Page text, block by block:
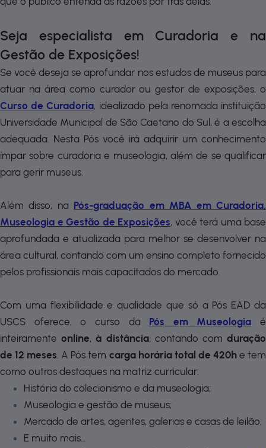
Seja especialista em Curadoria e na
Gestão de Exposições!
Se você deseja se aprofundar nos estudos de museus para
atuar na área como curador ou gestor de exposições, o
Curso de Curadoria, idealizado pela renomada instituição
Universidade Municipal de São Caetano do Sul, é a escolha
adequada. Nesta Pós você irá adquirir um conhecimento
ímpar sobre curadoria e museologia, além de se qualificar
para gerir museus.
Além disso, na Pós-graduação em MBA em Curadoria,
Museologia e Gestão de Exposições, você terá uma base
aprofundada e atualizada para melhor se desenvolver na
área cultural, contando com um ensino completo fornecido
pelos profissionais mais capacitados do mercado.
Com uma flexibilidade e qualidade que só a Pós EAD da
USCS oferece, o curso da Pós em Museologia
é
inteiramenteonline,à distância, contando comduração
de 12 meses. A Pós tem carga horária total de 420he tem
como outros destaques na matriz curricular:
História do colecionismo e da museologia;
Museologia e gestão de museus;
Mercado de artes, agentes, galerias e casas de leilão;
E muito mais…